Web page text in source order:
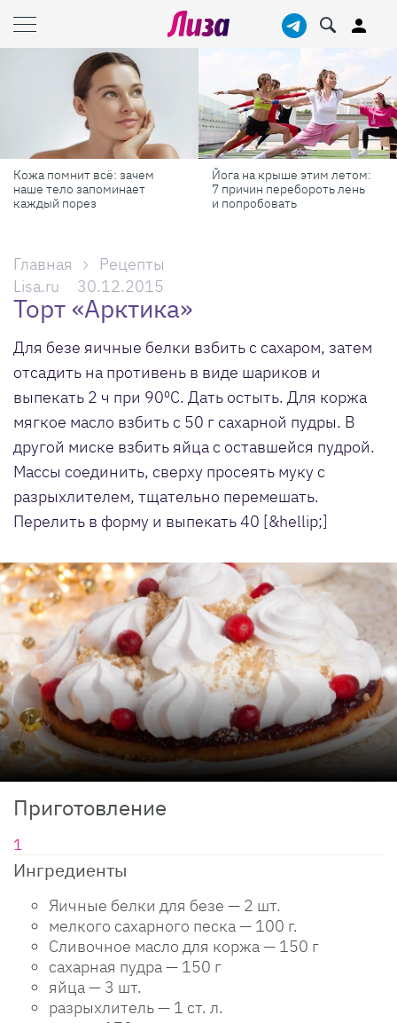
Йога на крыше этим летом:
7 причин перебороть лень
и попробовать
Готовь как шеф-повар: 6
профессиональных
секретов, которые помогут
Главная
Рецепты
Lisa.ru
30.12.2015
Торт «Арктика»
Для безе яичные белки взбить с сахаром, затем
отсадить на противень в виде шариков и
выпекать 2 ч при 90ºС. Дать остыть. Для коржа
мягкое масло взбить с 50 г сахарной пудры. В
другой миске взбить яйца с оставшейся пудрой.
Массы соединить, сверху просеять муку с
разрыхлителем, тщательно перемешать.
Перелить в форму и выпекать 40 [&hellip;]
Приготовление
Ингредиенты
Яичные белки для безе — 2 шт.
мелкого сахарного песка — 100 г.
Сливочное масло для коржа — 150 г
сахарная пудра — 150 г
яйца — 3 шт.
разрыхлитель — 1 ст. л.